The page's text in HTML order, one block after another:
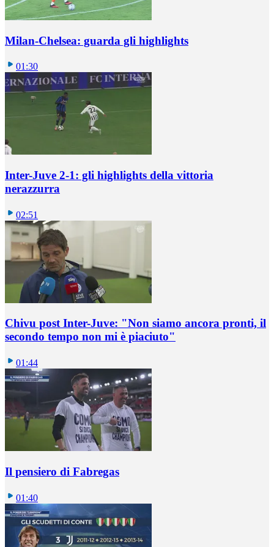
Milan-Chelsea: guarda gli highlights
01:30
Inter-Juve 2-1: gli highlights della vittoria
nerazzurra
02:51
Chivu post Inter-Juve: "Non siamo ancora pronti, il
secondo tempo non mi è piaciuto"
01:44
Il pensiero di Fabregas
01:40